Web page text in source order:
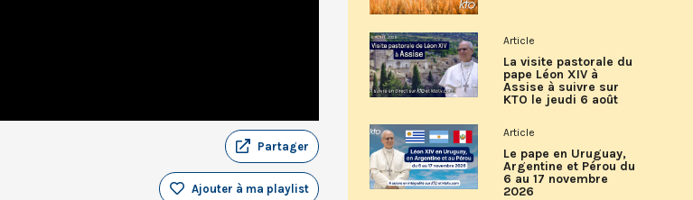
Partager
Ajouter à ma playlist
Article
La visite pastorale du
pape Léon XIV à
Assise à suivre sur
KTO le jeudi 6 août
Article
Le pape en Uruguay,
Argentine et Pérou du
6 au 17 novembre
2026